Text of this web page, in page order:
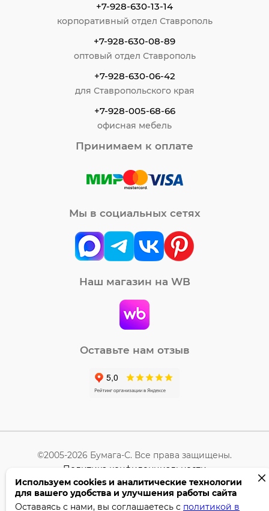
+7-928-630-13-14
корпоративный отдел Ставрополь
+7-928-630-08-89
оптовый отдел Ставрополь
+7-928-630-06-42
для Ставропольского края
+7-928-005-68-66
офисная мебель
Принимаем к оплате
Мы в социальных сетях
Наш магазин на WB
Оставьте нам отзыв
©2005-2026 Бумага-С. Все права защищены.
Политика конфиденциальности
Поддержка сайта — Профител
Используем cookies и аналитические технологии
для вашего удобства и улучшения работы сайта
Оставаясь с нами, вы соглашаетесь с политикой в